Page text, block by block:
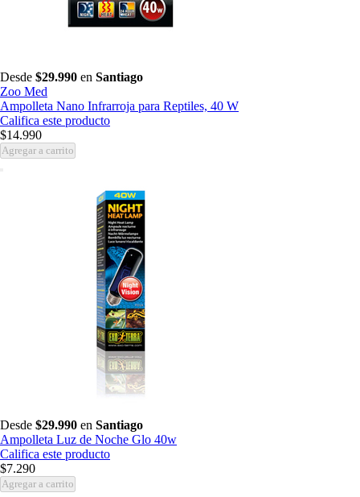
Desde $29.990 en Santiago
Zoo Med
Ampolleta Nano Infrarroja para Reptiles, 40 W
Califica este producto
$14.990
Agregar a carrito
Desde $29.990 en Santiago
Ampolleta Luz de Noche Glo 40w
Califica este producto
$7.290
Agregar a carrito